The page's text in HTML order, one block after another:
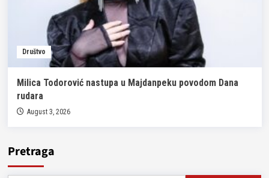
Društvo
Milica Todorović nastupa u Majdanpeku povodom Dana
rudara
August 3, 2026
Pretraga